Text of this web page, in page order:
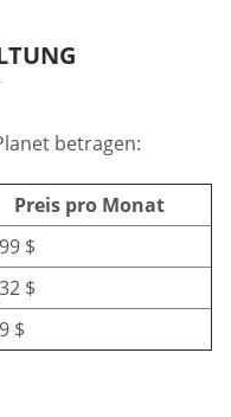
betragen:
Preis pro Monat
$
$
$